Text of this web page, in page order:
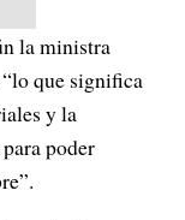
la ministra
que significa
y la
poder